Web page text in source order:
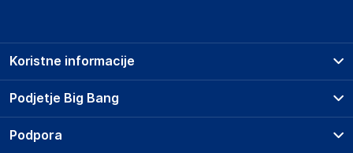
izdelka in lahko vključujejo ključne varnostne informacije,
povezane z določenim izdelkom.
Podjetje Big Bang
O podjetju
Koristne informacije
Prodajna mesta
Storitve
Podpora